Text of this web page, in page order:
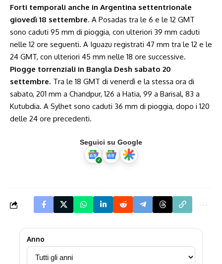
Forti temporali anche in Argentina settentrionale
giovedì 18 settembre. A Posadas tra le 6 e le 12 GMT
sono caduti 95 mm di pioggia, con ulteriori 39 mm caduti
nelle 12 ore seguenti. A Iguazu registrati 47 mm tra le 12 e le
24 GMT, con ulteriori 45 mm nelle 18 ore successive.
Piogge torrenziali in Bangla Desh sabato 20
settembre. Tra le 18 GMT di venerdì e la stessa ora di
sabato, 201 mm a Chandpur, 126 a Hatia, 99 a Barisal, 83 a
Kutubdia. A Sylhet sono caduti 36 mm di pioggia, dopo i 120
delle 24 ore precedenti.
Seguici su Google
Anno